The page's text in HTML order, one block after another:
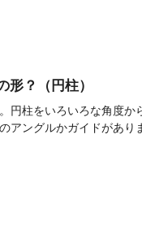
形？（円柱）
円柱をいろいろな角度か
アングルかガイドがあ